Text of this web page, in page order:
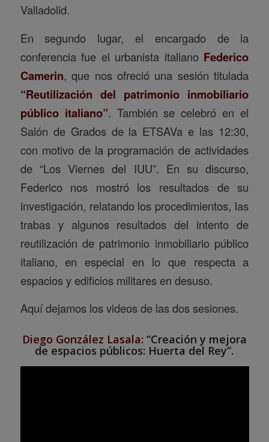
Valladolid.
En segundo lugar, el encargado de la
conferencia fue el urbanista italiano Federico
Camerin, que nos ofreció una sesión titulada
“Reutilización del patrimonio inmobiliario
público italiano”. También se celebró en el
Salón de Grados de la ETSAVa e las 12:30,
con motivo de la programación de actividades
de “Los Viernes del IUU”. En su discurso,
Federico nos mostró los resultados de su
investigación, relatando los procedimientos, las
trabas y algunos resultados del intento de
reutilización de patrimonio inmobiliario público
italiano, en especial en lo que respecta a
espacios y edificios militares en desuso.
Aquí dejamos los videos de las dos sesiones.
Diego González Lasala: “Creación y mejora
de espacios públicos: Huerta del Rey”.